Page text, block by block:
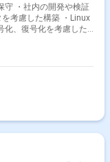
守 ・社内の開発や検証
考慮した構築 ・Linux
化、復号化を考慮した
計、テスト、構築 ・そ